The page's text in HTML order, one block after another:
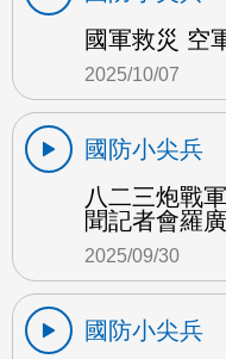
國軍救災 空
2025/10/07
國防小尖兵
八二三炮戰
聞記者會羅
2025/09/30
國防小尖兵